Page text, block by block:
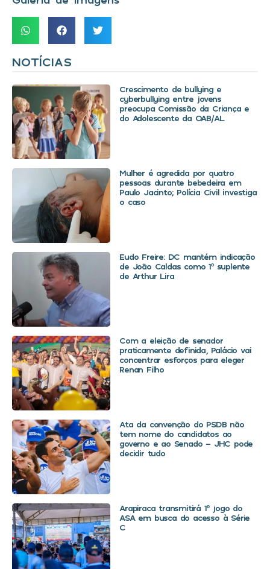
NOTÍCIAS
Crescimento de bullying e
cyberbullying entre jovens
preocupa Comissão da Criança e
do Adolescente da OAB/AL
Mulher é agredida por quatro
pessoas durante bebedeira em
Paulo Jacinto; Polícia Civil investiga
o caso
Eudo Freire: DC mantém indicação
de João Caldas como 1º suplente
de Arthur Lira
Com a eleição de senador
praticamente definida, Palácio vai
concentrar esforços para eleger
Renan Filho
Ata da convenção do PSDB não
tem nome do candidatos ao
governo e ao Senado – JHC pode
decidir tudo
Arapiraca transmitirá 1º jogo do
ASA em busca do acesso à Série
C